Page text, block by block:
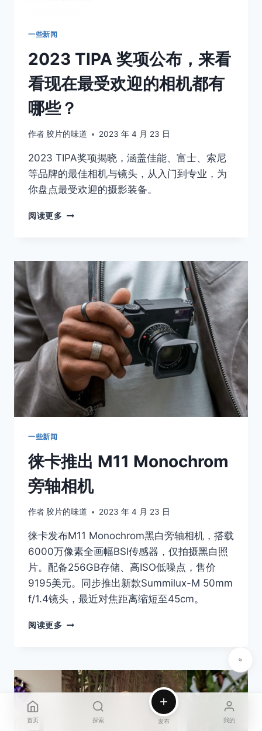
一些新闻
2023 TIPA 奖项公布，来看
看现在最受欢迎的相机都有
哪些？
作者 胶片的味道 2023 年 4 月 23 日
2023 TIPA奖项揭晓，涵盖佳能、富士、索尼
等品牌的最佳相机与镜头，从入门到专业，为
你盘点最受欢迎的摄影装备。
阅读更多 2023
公
布，
看
现
在
最
受
欢
迎
的
哪
些？
一些新闻
徕卡推出 M11 Monochrom
旁轴相机
作者 胶片的味道 2023 年 4 月 23 日
徕卡发布M11 Monochrom黑白旁轴相机，搭载
6000万像素全画幅BSI传感器，仅拍摄黑白照
片。配备256GB存储、高ISO低噪点，售价
9195美元。同步推出新款Summilux-M 50mm
f/1.4镜头，最近对焦距离缩短至45cm。
阅读更多 徕
M11
MONOCHROM
首页 探索 发布 我的